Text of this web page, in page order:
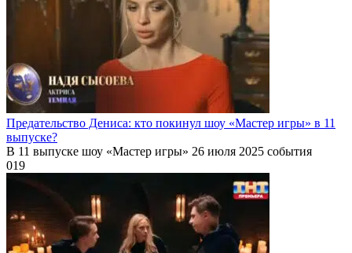
Предательство Дениса: кто покинул шоу «Мастер игры» в 11
выпуске?
В 11 выпуске шоу «Мастер игры» 26 июля 2025 события
019